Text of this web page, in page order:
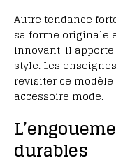
Autre tendance
sa forme originale
innovant, il
style. Les
revisiter ce
accessoire mode.
durables